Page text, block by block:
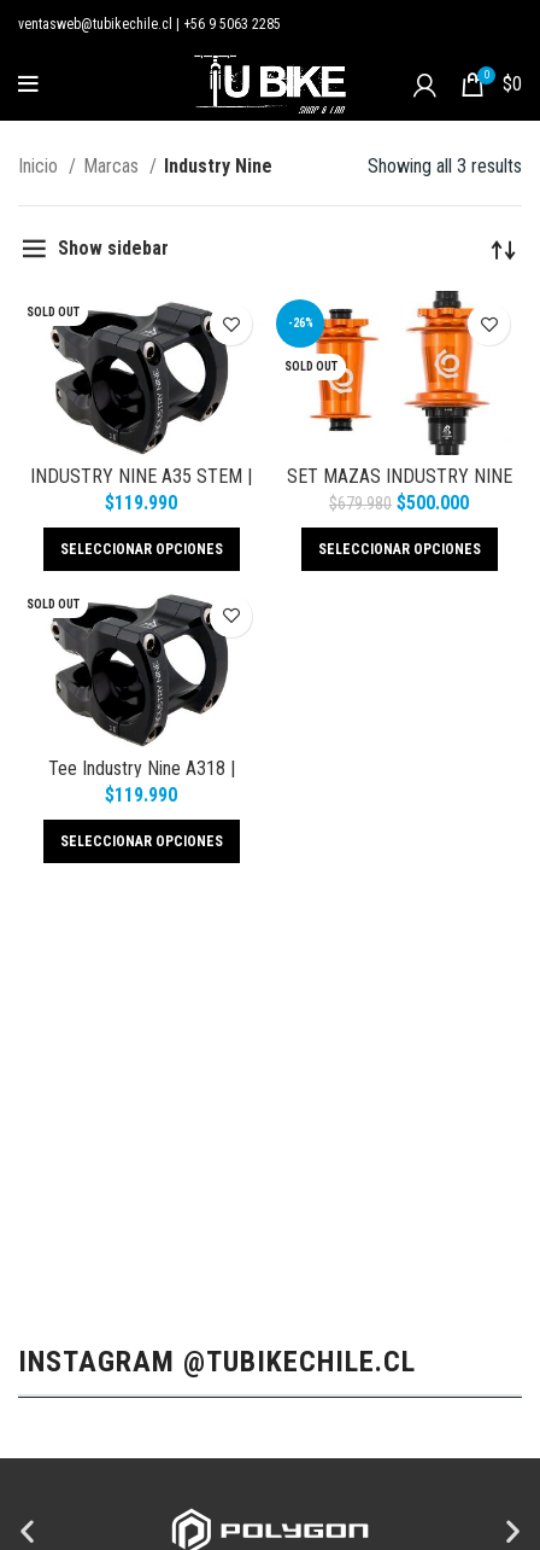
ventasweb@tubikechile.cl +56 9 5063 2285
0 $0
Inicio Marcas Industry Nine Showing all 3 results
Show sidebar
SOLD OUT
INDUSTRY NINE A35 STEM |
35MM CLAMP | 32MM LARGO
$119.990
SELECCIONAR OPCIONES
-26%
SOLD OUT
SET MAZAS INDUSTRY NINE
HYDRA – 12X148 32H
$679.980 $500.000
SELECCIONAR OPCIONES
SOLD OUT
Tee Industry Nine A318 |
31.8mm Clamp
$119.990
SELECCIONAR OPCIONES
INSTAGRAM @TUBIKECHILE.CL